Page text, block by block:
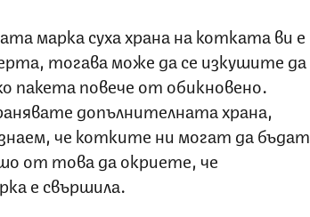
марка суха храна на котката ви е
тогава може да се изкушите да
пакета повече от обикновено.
допълнителната храна,
че котките ни могат да бъдат
от това да окриете, че
е свършила.